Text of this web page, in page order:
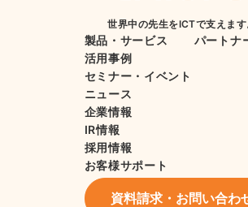
世界中の先生をICTで支えます
製品・サービス
活用事例
セミナー・イベント
ニュース
企業情報
IR情報
採用情報
お客様サポート
パートナ
資料請求・お問い合わ